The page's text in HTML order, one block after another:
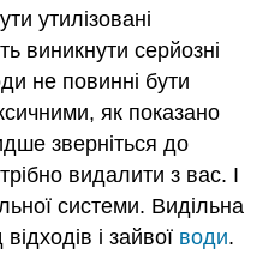
утилізовані
виникнути серйозні
не повинні бути
як показано
зверніться до
видалити з вас. І
системи. Видільна
і зайвої води.